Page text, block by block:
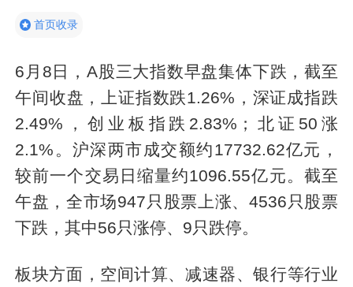
首页收录
6月8日，A股三大指数早盘集体下跌，截至
午间收盘，上证指数跌1.26%，深证成指跌
2.49%，创业板指跌2.83%；北证50涨
2.1%。沪深两市成交额约17732.62亿元，
较前一个交易日缩量约1096.55亿元。截至
午盘，全市场947只股票上涨、4536只股票
下跌，其中56只涨停、9只跌停。
板块方面，空间计算、减速器、银行等行业